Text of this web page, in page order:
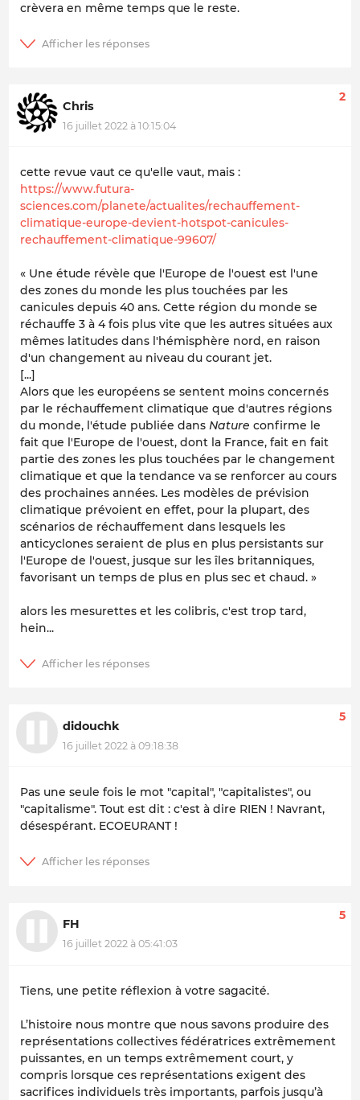
crèvera en même temps que le reste.
Chris
16 juillet 2022 à 10:15:04
2
cette revue vaut ce qu'elle vaut, mais :
https://www.futura-
sciences.com/planete/actualites/rechauffement-
climatique-europe-devient-hotspot-canicules-
rechauffement-climatique-99607/
« Une étude révèle que l'Europe de l'ouest est l'une
des zones du monde les plus touchées par les
canicules depuis 40 ans. Cette région du monde se
réchauffe 3 à 4 fois plus vite que les autres situées aux
mêmes latitudes dans l'hémisphère nord, en raison
d'un changement au niveau du courant jet.
[...]
Alors que les européens se sentent moins concernés
par le réchauffement climatique que d'autres régions
du monde, l'étude publiée dans Nature confirme le
fait que l'Europe de l'ouest, dont la France, fait en fait
partie des zones les plus touchées par le changement
climatique et que la tendance va se renforcer au cours
des prochaines années. Les modèles de prévision
climatique prévoient en effet, pour la plupart, des
scénarios de réchauffement dans lesquels les
anticyclones seraient de plus en plus persistants sur
l'Europe de l'ouest, jusque sur les îles britanniques,
favorisant un temps de plus en plus sec et chaud. »
alors les mesurettes et les colibris, c'est trop tard,
hein...
didouchk
16 juillet 2022 à 09:18:38
5
Pas une seule fois le mot "capital", "capitalistes", ou
"capitalisme". Tout est dit : c'est à dire RIEN ! Navrant,
désespérant. ECOEURANT !
FH
16 juillet 2022 à 05:41:03
5
Tiens, une petite réflexion à votre sagacité.
L’histoire nous montre que nous savons produire des
représentations collectives fédératrices extrêmement
puissantes, en un temps extrêmement court, y
compris lorsque ces représentations exigent des
sacrifices individuels très importants, parfois jusqu’à